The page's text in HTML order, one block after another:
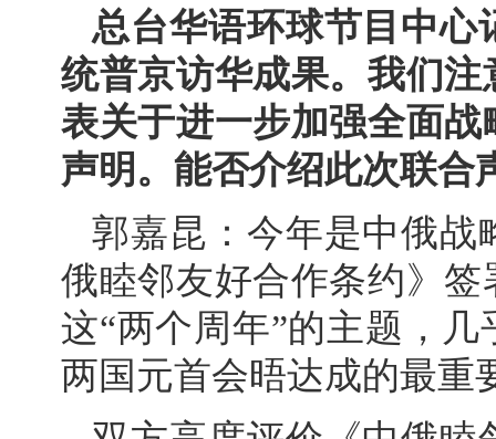
总台华语环球节目中心
统普京访华成果。我们
表关于进一步加强全面
声明。能否介绍此次联合
郭嘉昆：今年是中俄战
俄睦邻友好合作条约》
这“两个周年”的主题，
两国元首会晤达成的最重